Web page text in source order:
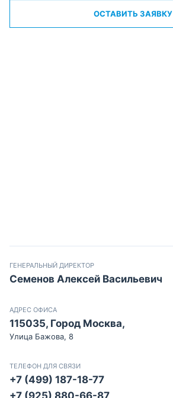
ОСТАВИТЬ ЗАЯВКУ
ГЕНЕРАЛЬНЫЙ ДИРЕКТОР
Семенов Алексей Васильевич
АДРЕС ОФИСА
115035, Город Москва,
Улица Бажова, 8
ТЕЛЕФОН ДЛЯ СВЯЗИ
+7 (499) 187-18-77
+7 (925) 880-66-87